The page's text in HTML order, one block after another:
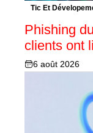
Tic Et
Phishing
clients ont
6 août 2026